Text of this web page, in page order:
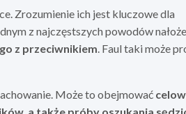
Zrozumienie ich jest kluczowe dla
z najczęstszych powodów
z przeciwnikiem. Faul taki może
Może to obejmować